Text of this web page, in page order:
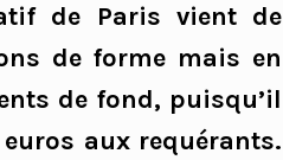
de Paris vient de
de forme mais en
de fond, puisqu’il
aux requérants.